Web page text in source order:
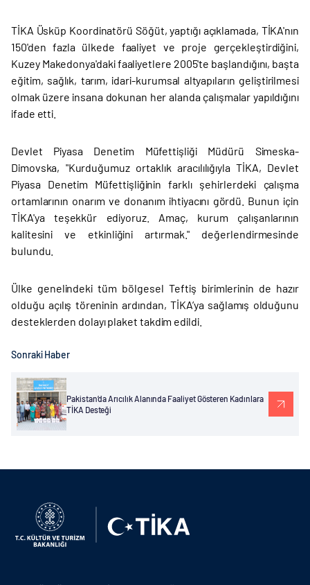
TİKA Üsküp Koordinatörü Söğüt, yaptığı açıklamada, TİKA'nın
150'den fazla ülkede faaliyet ve proje gerçekleştirdiğini,
Kuzey Makedonya'daki faaliyetlere 2005'te başlandığını, başta
eğitim, sağlık, tarım, idari-kurumsal altyapıların geliştirilmesi
olmak üzere insana dokunan her alanda çalışmalar yapıldığını
ifade etti.
Devlet Piyasa Denetim Müfettişliği Müdürü Simeska-
Dimovska, "Kurduğumuz ortaklık aracılılığıyla TİKA, Devlet
Piyasa Denetim Müfettişliğinin farklı şehirlerdeki çalışma
ortamlarının onarım ve donanım ihtiyacını gördü. Bunun için
TİKA'ya teşekkür ediyoruz. Amaç, kurum çalışanlarının
kalitesini ve etkinliğini artırmak." değerlendirmesinde
bulundu.
Ülke genelindeki tüm bölgesel Teftiş birimlerinin de hazır
olduğu açılış töreninin ardından, TİKA’ya sağlamış olduğunu
desteklerden dolayı plaket takdim edildi.
Sonraki Haber
Pakistan’da Arıcılık Alanında Faaliyet Gösteren Kadınlara
TİKA Desteği